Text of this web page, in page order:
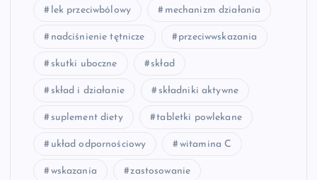
lek przeciwbólowy mechanizm działania
nadciśnienie tętnicze przeciwwskazania
skutki uboczne skład
skład i działanie składniki aktywne
suplement diety tabletki powlekane
układ odpornościowy witamina C
wskazania zastosowanie